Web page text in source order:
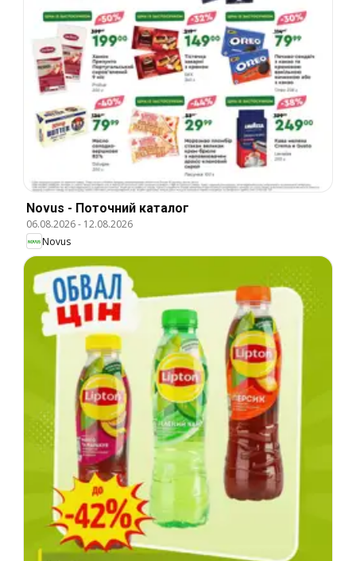
Novus - Поточний каталог
06.08.2026- 12.08.2026
Novus